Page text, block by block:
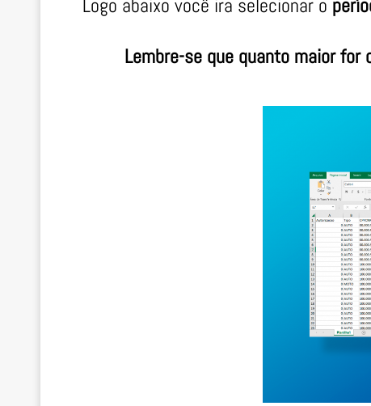
Logo abaixo você ira selecionar o
Lembre-se que quanto maior for